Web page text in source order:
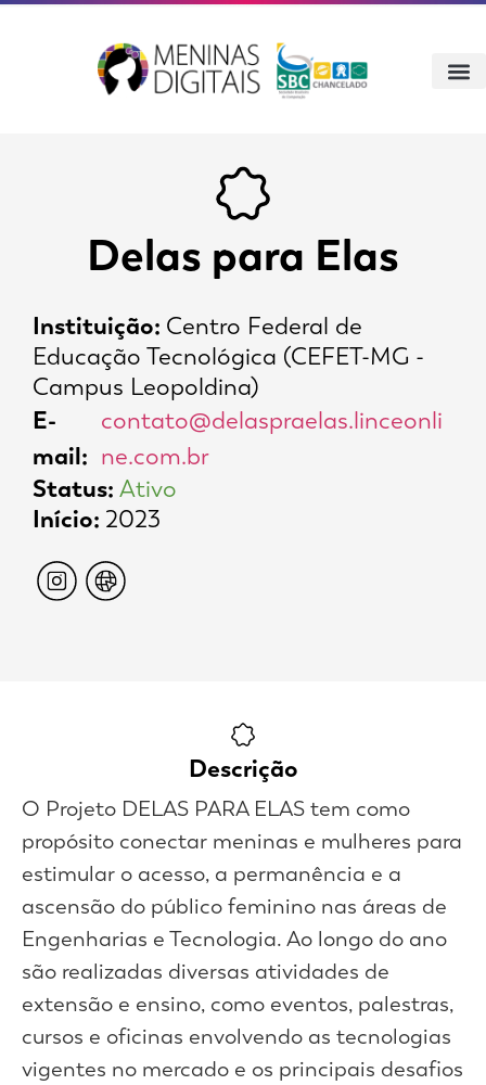
Delas para Elas
Instituição: Centro Federal de
Educação Tecnológica (CEFET-MG -
Campus Leopoldina)
E-
mail:
contato@delaspraelas.linceonli
ne.com.br
Status: Ativo
Início: 2023
Descrição
O Projeto DELAS PARA ELAS tem como
propósito conectar meninas e mulheres para
estimular o acesso, a permanência e a
ascensão do público feminino nas áreas de
Engenharias e Tecnologia. Ao longo do ano
são realizadas diversas atividades de
extensão e ensino, como eventos, palestras,
cursos e oficinas envolvendo as tecnologias
vigentes no mercado e os principais desafios